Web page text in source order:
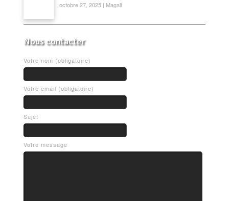
octobre 27, 2025 | Magali
Nous contacter
Votre nom (obligatoire)
Votre email (obligatoire)
Sujet
Votre message